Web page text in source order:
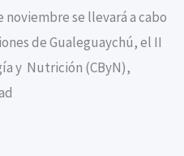
noviembre se llevará a cabo
de Gualeguaychú, el II
y Nutrición (CByN),